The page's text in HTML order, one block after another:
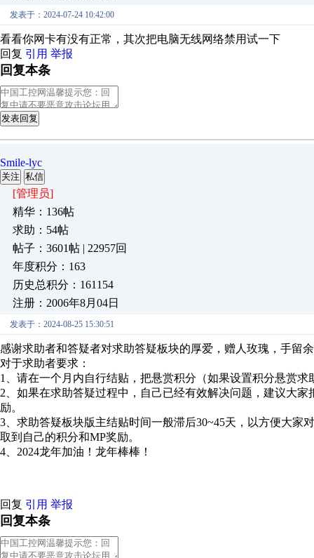
发表于：2024-07-24 10:42:00
看看你网卡有没有正常，其次把电脑无线网络禁用试一下
回复 引用 举报
回复本条
发表回复
Smile-lyc
关注 私信
[管理员]
精华：136帖
求助：54帖
帖子：3601帖 | 22957回
年度积分：163
历史总积分：161154
注册：2006年8月04日
发表于：2024-08-25 15:30:51
感谢求助者和答疑者对求助答疑板块的厚爱，赠人玫瑰，手留
对于求助者要求：
1、请在一个月内自行结贴，把悬赏积分（如果设置积分悬赏求
2、如果在求助答疑过程中，自己已经有效解决问题，建议大
励。
3、求助答疑板块版主结贴时间一般滞后30~45天，以方便大
取到自己的积分和MP奖励。
4、2024龙年加油！龙年棒棒！
回复 引用 举报
回复本条